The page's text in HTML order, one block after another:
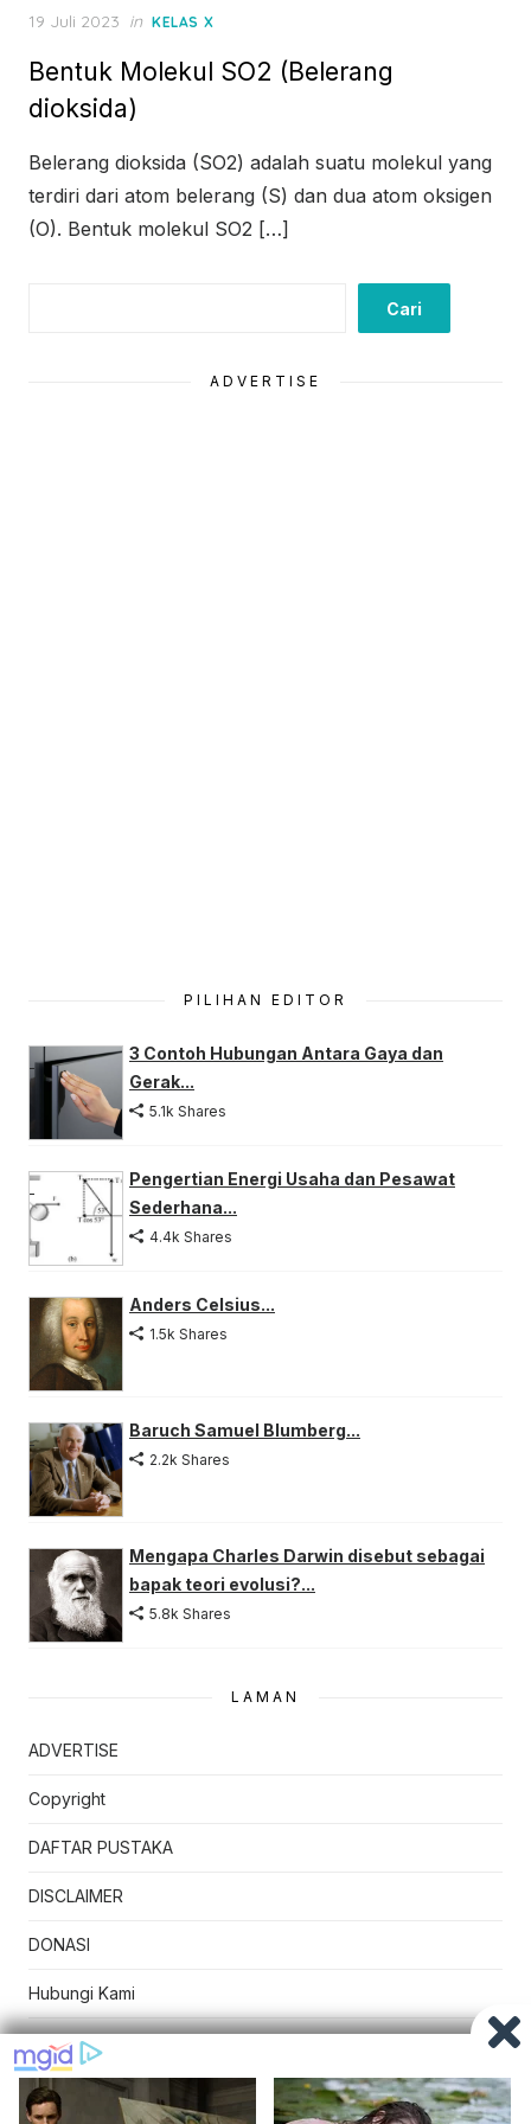
Posted
19 Juli 2023 in KELAS X
Bentuk Molekul SO2 (Belerang
dioksida)
Belerang dioksida (SO2) adalah suatu molekul yang
terdiri dari atom belerang (S) dan dua atom oksigen
(O). Bentuk molekul SO2 […]
Cari
ADVERTISE
PILIHAN EDITOR
3 Contoh Hubungan Antara Gaya dan
Gerak...
5.1k Shares
Pengertian Energi Usaha dan Pesawat
Sederhana...
4.4k Shares
Anders Celsius...
1.5k Shares
Baruch Samuel Blumberg...
2.2k Shares
Mengapa Charles Darwin disebut sebagai
bapak teori evolusi?...
5.8k Shares
LAMAN
ADVERTISE
Copyright
DAFTAR PUSTAKA
DISCLAIMER
DONASI
Hubungi Kami
Kebijakan Privasi